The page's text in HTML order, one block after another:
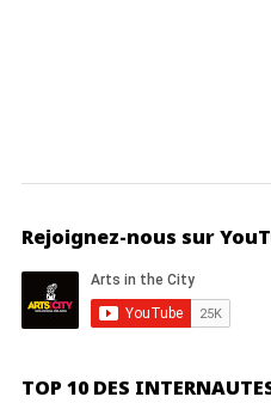
Rejoignez-nous sur
TOP 10 DES